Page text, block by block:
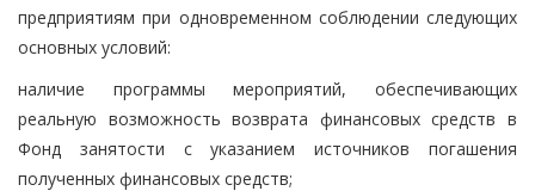
предприятиям при одновременном соблюдении следующих
основных условий:
наличие программы мероприятий, обеспечивающих
реальную возможность возврата финансовых средств в
Фонд занятости с указанием источников погашения
полученных финансовых средств;